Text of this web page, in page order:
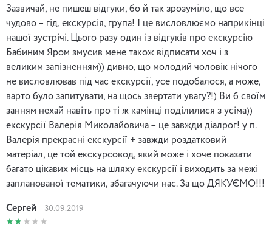
Зазвичай, не пишеш відгуки, бо й так зрозуміло, що все
чудово – гід, екскурсія, група! І це висловлюємо наприкінці
нашої зустрічі. Цього разу один із відгуків про екскурсію
Бабиним Яром змусив мене також відписати хоч і з
великим запізненням)) дивно, що молодий чоловік нічого
не висловлював під час екскурсії, усе подобалося, а може,
варто було запитувати, на щось звертати увагу?!) Ви б своїм
занням нехай навіть про ті ж камінці поділилися з усіма))
екскурсії Валерія Миколайовича – це завжди діалрог! у п.
Валерія прекрасні екскурсії + завжди роздатковий
матеріал, це той екскурсовод, який може і хоче показати
багато цікавих місць на шляху екскурсії і виходить за межі
запланованої тематики, збагачуючи нас. За що ДЯКУЄМО!!!
Сергей 30.09.2019